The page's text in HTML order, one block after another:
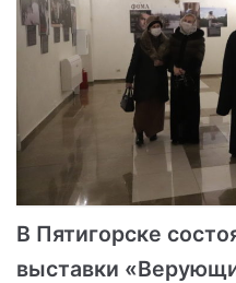
В Пятигорске
выставки